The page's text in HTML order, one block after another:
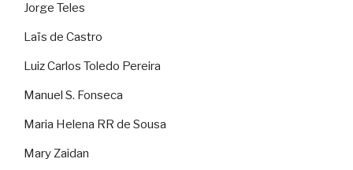
Jorge Teles
Laïs de Castro
Luiz Carlos Toledo Pereira
Manuel S. Fonseca
Maria Helena RR de Sousa
Mary Zaidan